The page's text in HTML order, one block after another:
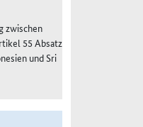
zwischen
55 Absatz
und Sri